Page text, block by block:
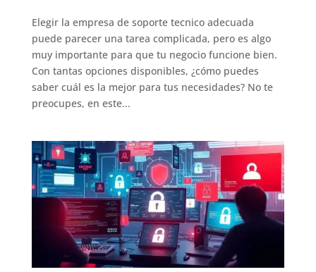
Elegir la empresa de soporte tecnico adecuada
puede parecer una tarea complicada, pero es algo
muy importante para que tu negocio funcione bien.
Con tantas opciones disponibles, ¿cómo puedes
saber cuál es la mejor para tus necesidades? No te
preocupes, en este...